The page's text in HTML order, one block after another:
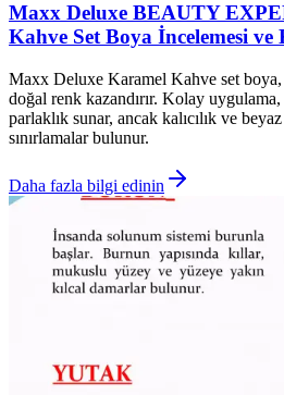
Maxx Deluxe BEAUTY
Kahve Set Boya İncelemesi ve
Maxx Deluxe Karamel Kahve set boya,
doğal renk kazandırır. Kolay uygulama,
parlaklık sunar, ancak kalıcılık ve
sınırlamalar bulunur.
Daha fazla bilgi edinin